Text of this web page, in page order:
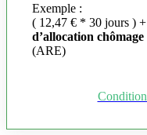
Exemple :
( 12,47 € * 30 jours )
d’allocation
(ARE)